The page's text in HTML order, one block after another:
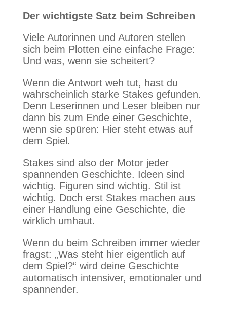
Der wichtigste Satz beim Schreiben
Viele Autorinnen und Autoren stellen
sich beim Plotten eine einfache Frage:
Und was, wenn sie scheitert?
Wenn die Antwort weh tut, hast du
wahrscheinlich starke Stakes gefunden.
Denn Leserinnen und Leser bleiben nur
dann bis zum Ende einer Geschichte,
wenn sie spüren: Hier steht etwas auf
dem Spiel.
Stakes sind also der Motor jeder
spannenden Geschichte. Ideen sind
wichtig. Figuren sind wichtig. Stil ist
wichtig. Doch erst Stakes machen aus
einer Handlung eine Geschichte, die
wirklich umhaut.
Wenn du beim Schreiben immer wieder
fragst: „Was steht hier eigentlich auf
dem Spiel?“ wird deine Geschichte
automatisch intensiver, emotionaler und
spannender.